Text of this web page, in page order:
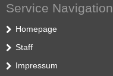
Service Navigation
Homepage
Staff
Impressum